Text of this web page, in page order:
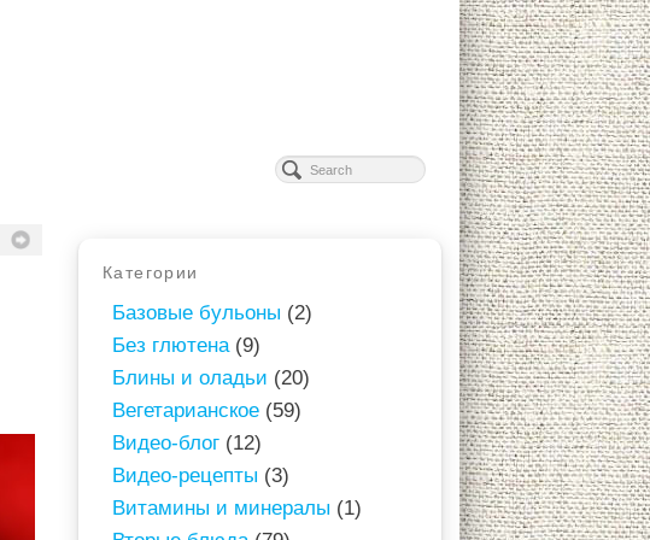
Категории
Базовые бульоны (2)
Без глютена(9)
Блины и оладьи (20)
Вегетарианское (59)
Видео-блог (12)
Видео-рецепты (3)
Витамины и минералы (1)